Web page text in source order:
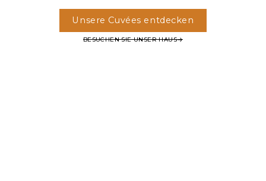
Unsere Cuvées entdecken
BESUCHEN SIE UNSER HAUS